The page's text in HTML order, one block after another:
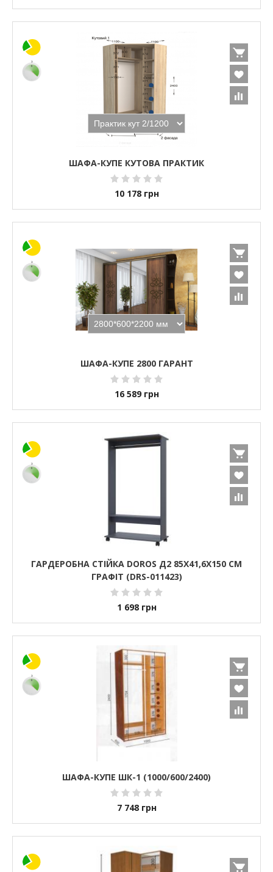
ШАФА-КУПЕ КУТОВА ПРАКТИК
10 178 грн
ШАФА-КУПЕ 2800 ГАРАНТ
16 589 грн
ГАРДЕРОБНА СТІЙКА DOROS Д2 85Х41,6Х150 СМ
ГРАФІТ (DRS-011423)
1 698 грн
ШАФА-КУПЕ ШК-1 (1000/600/2400)
7 748 грн